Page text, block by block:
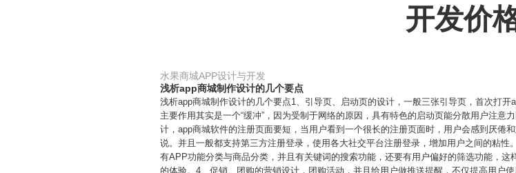
开发价
水果商城APP设计与开发
浅析app商城制作设计的几个要点
浅析app商城制作设计的几个要点1、引导页、启动页的设计，一般三张引导页，首次打
主要作用其实是一个“缓冲”，因为受制于网络的原因，具有特色的启动页能分散用户注
计，app商城软件的注册页面要短，当用户看到一个很长的注册页面时，用户会感到厌倦
说。并且一般都支持第三方注册登录，使用各大社交平台注册登录，增加用户之间的粘
有APP功能分类与商品分类，并且有关键词的搜索功能，还要有用户偏好的筛选功能，
的体验。4、促销、团购的营销设计，团购活动，并且给用户做推送提醒，不仅提高用户